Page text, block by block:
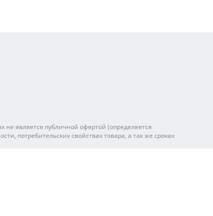
является публичной офертой (определяется
потребительских свойствах товара, а так же сроках